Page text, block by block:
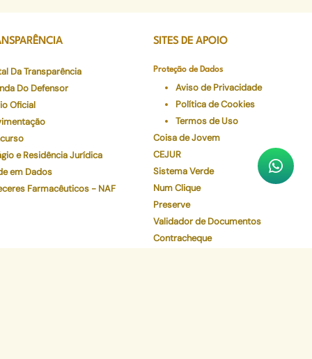
Da Transparência
Do Defensor
Oficial
e Residência Jurídica
em Dados
Farmacêuticos - NAF
SITES DE APOIO
Proteção de Dados
Aviso de Privacidade
Política de Cookies
Termos de Uso
Coisa de Jovem
CEJUR
Sistema Verde
Num Clique
Preserve
Validador de Documentos
Contracheque